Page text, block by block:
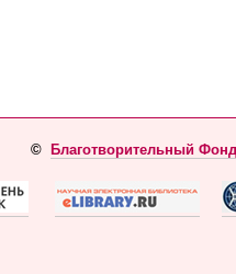
© Благотворительный